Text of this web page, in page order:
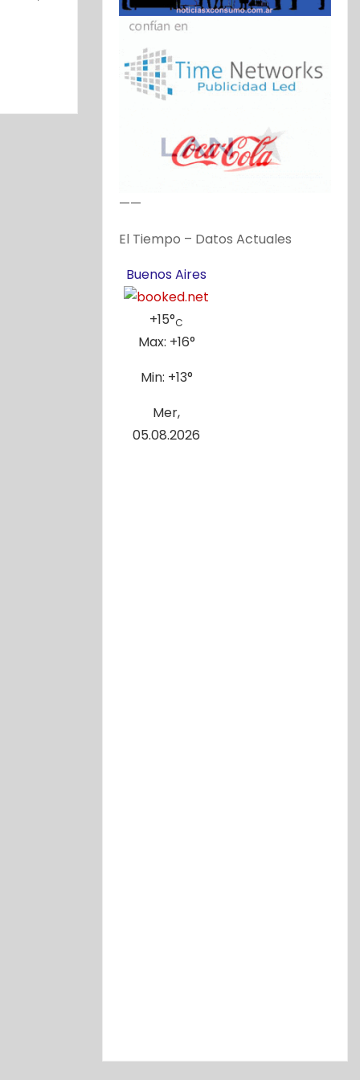
——
El Tiempo – Datos Actuales
Buenos Aires
+15°C
Max: +16°
Min: +13°
Mer,
05.08.2026